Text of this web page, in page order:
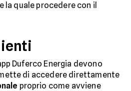
quale procedere con il
Duferco Energia devono
di accedere direttamente
proprio come avviene